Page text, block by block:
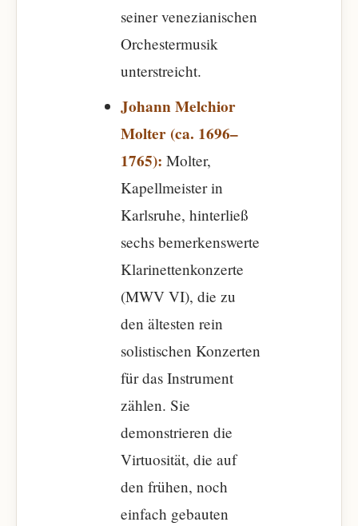
seiner venezianischen
Orchestermusik
unterstreicht.
Johann Melchior
Molter (ca. 1696–
1765): Molter,
Kapellmeister in
Karlsruhe, hinterließ
sechs bemerkenswerte
Klarinettenkonzerte
(MWV VI), die zu
den ältesten rein
solistischen Konzerten
für das Instrument
zählen. Sie
demonstrieren die
Virtuosität, die auf
den frühen, noch
einfach gebauten